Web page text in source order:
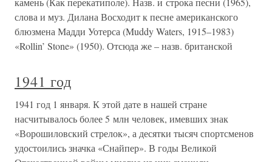
слова и муз. Дилана Восходит к песне американского
блюзмена Мадди Уотерса (Muddy Waters, 1915–1983)
«Rollin’ Stone» (1950). Отсюда же – назв. британской
1941 год
1941 год 1 января. К этой дате в нашей стране
насчитывалось более 5 млн человек, имевших знак
«Ворошиловский стрелок», а десятки тысяч спортсменов
удостоились значка «Снайпер». В годы Великой